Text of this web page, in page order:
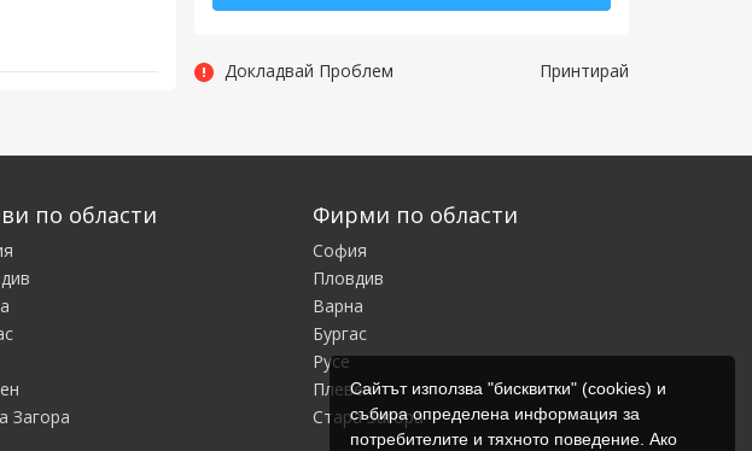
Сайтът използва "бисквитки" (cookies) и
събира определена информация за
потребителите и тяхното поведение. Ако
Докладвай Проблем Принтирай
по области
Загора
Фирми по области
София
Пловдив
Варна
Бургас
Русе
Плевен
Стара Загора